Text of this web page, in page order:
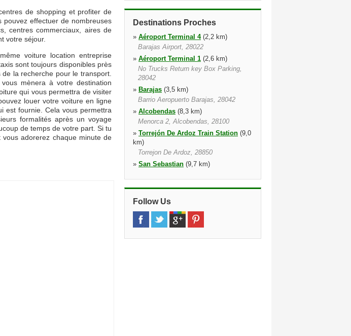
de shopping et profiter de
effectuer de nombreuses
centres commerciaux, aires de
votre séjour.
voiture location entreprise
sont toujours disponibles près
la recherche pour le transport.
mènera à votre destination
qui vous permettra de visiter
louer votre voiture en ligne
est fournie. Cela vous permettra
formalités après un voyage
de temps de votre part. Si tu
adorerez chaque minute de
Destinations Proches
» Aéroport Terminal 4(2,2 km)
Barajas Airport, 28022
» Aéroport Terminal 1 (2,6 km)
No Trucks Return key Box Parking,
28042
» Barajas (3,5 km)
Barrio Aeropuerto Barajas, 28042
» Alcobendas (8,3 km)
Menorca 2, Alcobendas, 28100
» Torrejón De Ardoz Train Station (9,0
km)
Torrejon De Ardoz, 28850
» San Sebastian (9,7 km)
»Chamartin Gare
Estacion De Tren Chamartin, Pking C
Mauricio Legendre 16, 28026
Follow Us